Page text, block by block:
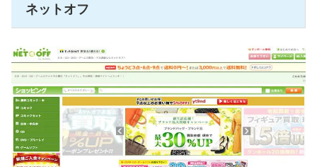
ネットオフ